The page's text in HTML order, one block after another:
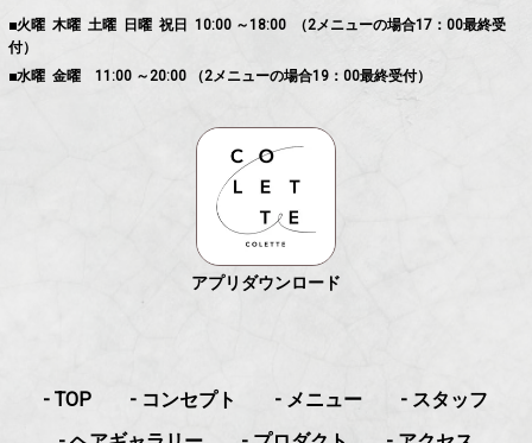
■火曜 木曜 土曜 日曜 祝日 10:00 ～18:00 （2メニューの場合17：00最終受
付）
■水曜 金曜 11:00 ～20:00 （2メニューの場合19：00最終受付）
アプリダウンロード
- TOP - コンセプト - メニュー
- スタッフ